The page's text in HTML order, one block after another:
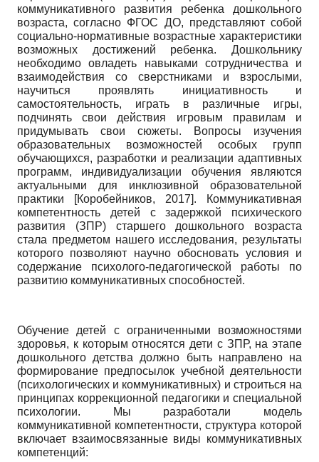
коммуникативного развития ребенка дошкольного
возраста, согласно ФГОС ДО, представляют собой
социально-нормативные возрастные характеристики
возможных достижений ребенка. Дошкольнику
необходимо овладеть навыками сотрудничества и
взаимодействия со сверстниками и взрослыми,
научиться проявлять инициативность и
самостоятельность, играть в различные игры,
подчинять свои действия игровым правилам и
придумывать свои сюжеты. Вопросы изучения
образовательных возможностей особых групп
обучающихся, разработки и реализации адаптивных
программ, индивидуализации обучения являются
актуальными для инклюзивной образовательной
практики
[Коробейников, 2017]. Коммуникативная
компетентность детей с задержкой психического
развития (ЗПР) старшего дошкольного возраста
стала предметом нашего исследования, результаты
которого позволяют научно обосновать условия и
содержание психолого-педагогической работы по
развитию коммуникативных способностей.
Обучение детей с ограниченными возможностями
здоровья, к которым относятся дети с ЗПР, на этапе
дошкольного детства должно быть направлено на
формирование предпосылок учебной деятельности
(психологических и коммуникативных) и строиться на
принципах коррекционной педагогики и специальной
психологии. Мы разработали модель
коммуникативной компетентности, структура которой
включает взаимосвязанные виды коммуникативных
компетенций: